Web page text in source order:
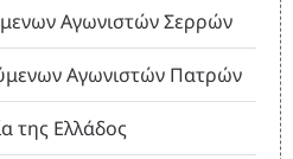
Αγωνιστών Σερρών
Αγωνιστών Πατρών
της Ελλάδος